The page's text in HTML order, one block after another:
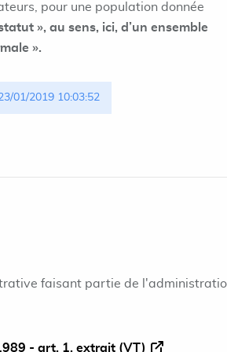
pour une population donnée
», au sens, ici, d’un ensemble
».
01/2019 10:03:52
faisant partie de
- art. 1, extrait (VT)